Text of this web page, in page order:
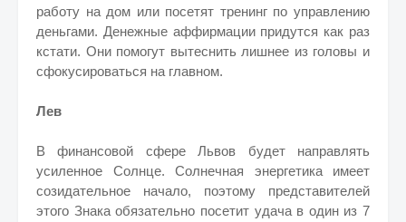
работу на дом или посетят тренинг по управлению
деньгами. Денежные аффирмации придутся как раз
кстати. Они помогут вытеснить лишнее из головы и
сфокусироваться на главном.
Лев
В финансовой сфере Львов будет направлять
усиленное Солнце. Солнечная энергетика имеет
созидательное начало, поэтому представителей
этого Знака обязательно посетит удача в один из 7